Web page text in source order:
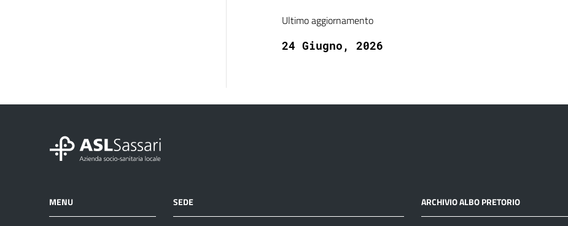
Ultimo aggiornamento
24 Giugno, 2026
MENU SEDE ARCHIVIO ALBO PRETORIO